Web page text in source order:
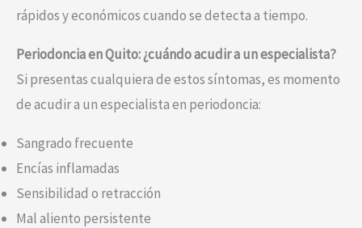
rápidos y económicos cuando se detecta a tiempo.
Periodoncia en Quito: ¿cuándo acudir a un especialista?
Si presentas cualquiera de estos síntomas, es momento
de acudir a un especialista en periodoncia:
Sangrado frecuente
Encías inflamadas
Sensibilidad o retracción
Mal aliento persistente